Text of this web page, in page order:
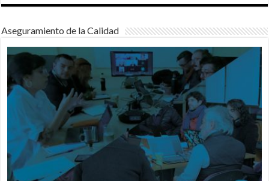
Aseguramiento de la Calidad